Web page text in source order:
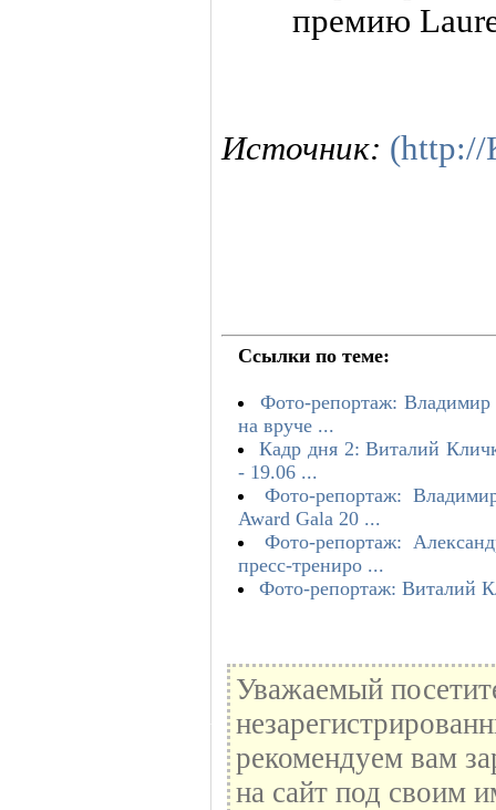
Источник: (http://
Ссылки по теме:
Фото-репортаж: Владимир
на вруче ...
Кадр дня 2: Виталий
- 19.06 ...
Фото-репортаж:
Award Gala 20 ...
Фото-репортаж:
пресс-трениро ...
Фото-репортаж: Виталий
Уважаемый
рекомендуем вам
на сайт под своим